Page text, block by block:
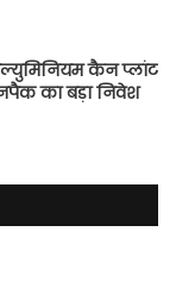
कैन प्लांट
का बड़ा निवेश